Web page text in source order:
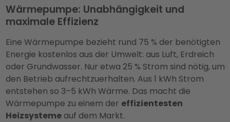
Wärmepumpe: Unabhängigkeit und
maximale Effizienz
Eine Wärmepumpe bezieht rund 75 % der benötigten
Energie kostenlos aus der Umwelt: aus Luft, Erdreich
oder Grundwasser. Nur etwa 25 % Strom sind nötig, um
den Betrieb aufrechtzuerhalten. Aus 1 kWh Strom
entstehen so 3–5 kWh Wärme. Das macht die
Wärmepumpe zu einem der effizientesten
Heizsystemeauf dem Markt.